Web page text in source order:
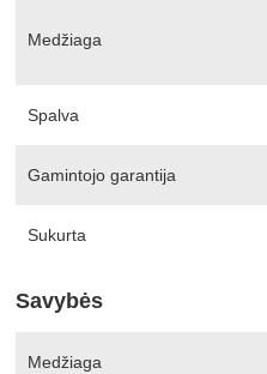
Medžiaga
Spalva
Gamintojo garantija
Sukurta
Savybės
Medžiaga